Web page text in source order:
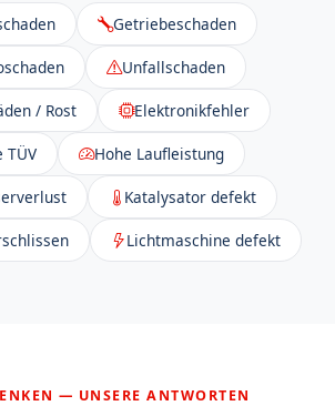
Getriebeschaden
Unfallschaden
/ Rost Elektronikfehler
TÜV Hohe Laufleistung
Katalysator defekt
Lichtmaschine defekt
— UNSERE ANTWORTEN